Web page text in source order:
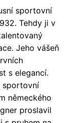
sportovní
Tehdy ji v
Jeho vášeň
s elegancí.
sportovní
německého
proslavil